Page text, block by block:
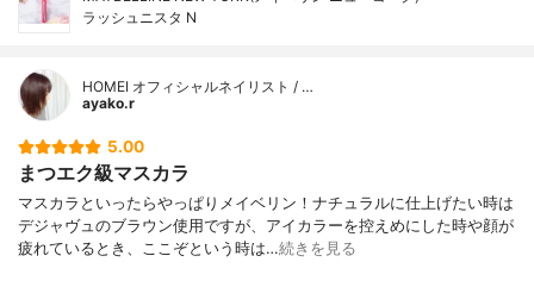
ラッシュニスタ N
HOMEI オフィシャルネイリスト / …
ayako.r
5.00
まつエク級マスカラ
マスカラといったらやっぱりメイベリン！ナチュラルに仕上げたい時は
デジャヴュのブラウン使用ですが、アイカラーを控えめにした時や顔が
疲れているとき、ここぞという時は…続きを見る